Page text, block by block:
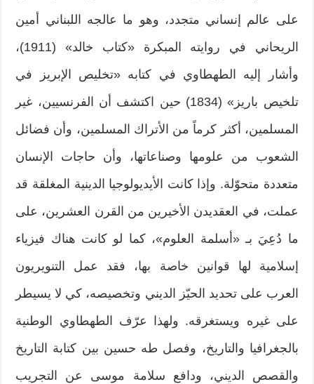
على عالم إنساني متجدد، وهو ما عالجه اللبناني أمين
الريحاني في روايته المبكرة «كتاب خالد» (1911)،
وأشار إليه الطهطاوي في كتابه «تخليص الإبريز في
تلخيص باريز» (1834) حين اكتشف أن الفرنسيين، غير
المسلمين، أكثر كرماً من الأتراك المسلمين، وأن فضائل
الشعوب من علومها وصناعاتها، وأن حاجات الإنسان
متعددة متحوّلة. وإذا كانت الأيديولوجيا الدينية المغلقة قد
عملت، في العقديدن الأخيرين من القرن العشرين، على
ما دُعِيَ بـ «أسلمة العلوم»، كما لو كانت هناك فيزياء
إسلامية لها قوانين خاصة بها، فقد عمل التنويريون
العرب على تحديد الحيّز الديني وتخصيصه، كي لا يسيطر
على غيره ويستغرقه. ولهذا عرّف الطهطاوي الوطنية
بالجغرافيا والتاريخ، وفصل طه حسين بين كتابة التاريخ
والقصص الديني، ودافع سلامة موسى عن التجريب